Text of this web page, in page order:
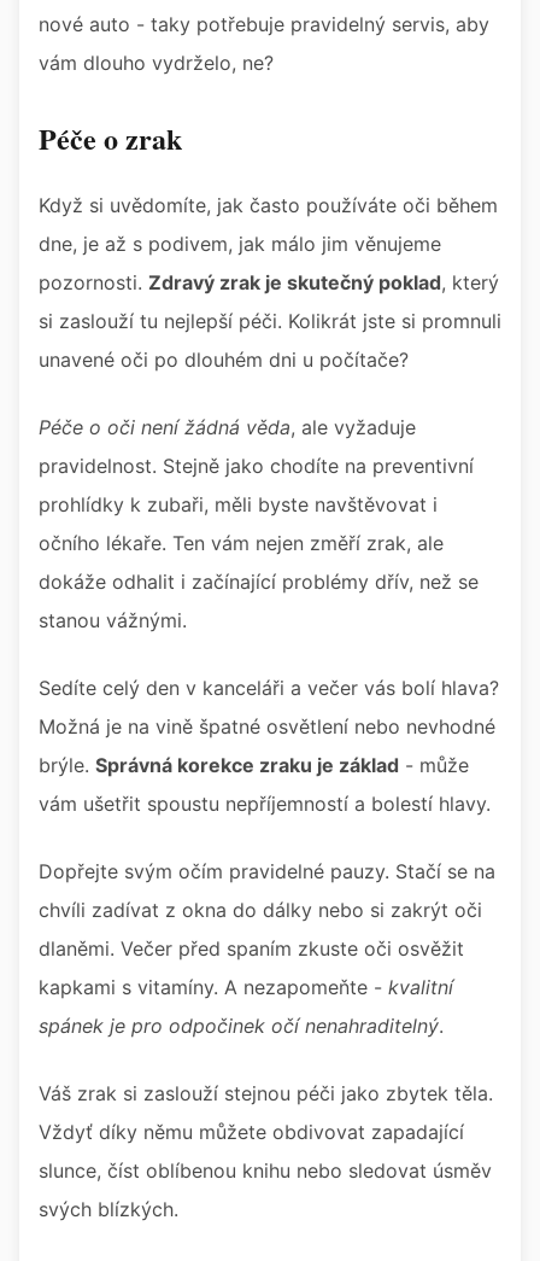
nové auto - taky potřebuje pravidelný servis, aby
vám dlouho vydrželo, ne?
Péče o zrak
Když si uvědomíte, jak často používáte oči během
dne, je až s podivem, jak málo jim věnujeme
pozornosti. Zdravý zrak je skutečný poklad, který
si zaslouží tu nejlepší péči. Kolikrát jste si promnuli
unavené oči po dlouhém dni u počítače?
Péče o oči není žádná věda, ale vyžaduje
pravidelnost. Stejně jako chodíte na preventivní
prohlídky k zubaři, měli byste navštěvovat i
očního lékaře. Ten vám nejen změří zrak, ale
dokáže odhalit i začínající problémy dřív, než se
stanou vážnými.
Sedíte celý den v kanceláři a večer vás bolí hlava?
Možná je na vině špatné osvětlení nebo nevhodné
brýle. Správná korekce zraku je základ - může
vám ušetřit spoustu nepříjemností a bolestí hlavy.
Dopřejte svým očím pravidelné pauzy. Stačí se na
chvíli zadívat z okna do dálky nebo si zakrýt oči
dlaněmi. Večer před spaním zkuste oči osvěžit
kapkami s vitamíny. A nezapomeňte - kvalitní
spánek je pro odpočinek očí nenahraditelný.
Váš zrak si zaslouží stejnou péči jako zbytek těla.
Vždyť díky němu můžete obdivovat zapadající
slunce, číst oblíbenou knihu nebo sledovat úsměv
svých blízkých.